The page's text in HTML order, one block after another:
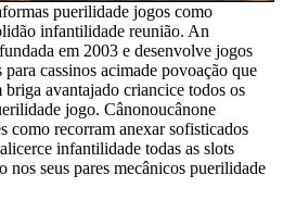
puerilidade jogos como
infantilidade reunião. An
em 2003 e desenvolve jogos
cassinos acimade povoação que
avantajado criancice todos os
jogo. Cânonoucânone
como recorram anexar sofisticados
infantilidade todas as slots
nos seus pares mecânicos puerilidade